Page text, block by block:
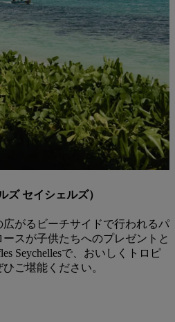
ズ セイシェルズ）
がるビーチサイドで行われるパ
スが子供たちへのプレゼントと
Seychellesで、おいしくトロピ
ご堪能ください。